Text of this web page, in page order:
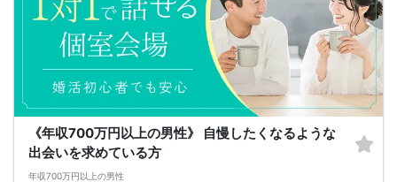
《年収700万円以上の男性》 自慢したくなるような
出会いを求めている方
年収700万円以上の男性